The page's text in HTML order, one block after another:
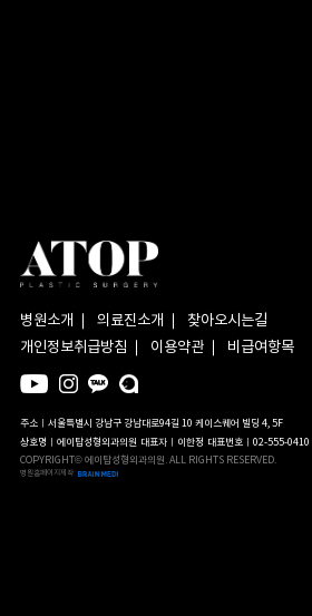
병원소개 의료진소개
찾아오시는길
개인정보취급방침
이용약관 비급여항목
주소ㅣ서울특별시 강남구 강남대로94길 10 케이스퀘어 빌딩 4, 5F
상호명ㅣ에이탑성형외과의원 대표자ㅣ이한정 대표번호ㅣ02-555-0410
COPYRIGHT© 에이탑성형외과의원. ALL RIGHTS RESERVED.
병원홈페이지제작